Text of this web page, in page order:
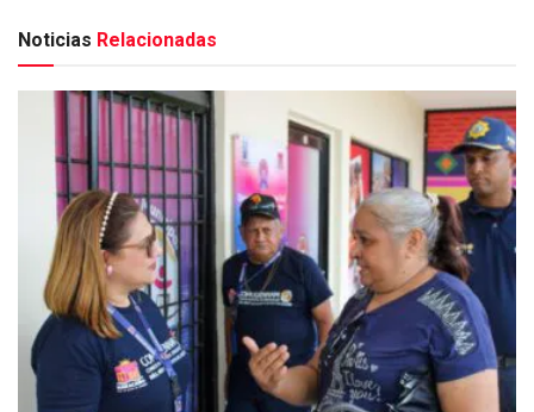
Noticias Relacionadas